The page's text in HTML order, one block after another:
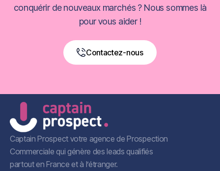
conquérir de nouveaux marchés ? Nous sommes là
pour vous aider !
Contactez-nous
Book a Free Call
Captain Prospect votre agence de Prospection
Commerciale qui génère des leads qualifiés
partout en France et à l’étranger.